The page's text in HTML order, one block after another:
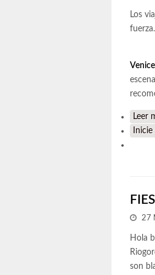
Los
Leer
27
Hola
son